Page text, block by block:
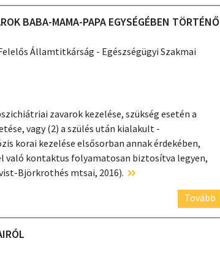
BABA-MAMA-PAPA EGYSÉGÉBEN TÖRTÉNŐ
Államtitkárság - Egészségügyi Szakmai
zavarok kezelése, szükség esetén a
vagy (2) a szülés után kialakult -
korai kezelése elsősorban annak érdekében,
való kontaktus folyamatosan biztosítva legyen,
Björkrothés mtsai, 2016).
Tovább